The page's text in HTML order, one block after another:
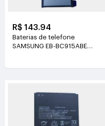
R$ 143.94
Baterias de telefone
SAMSUNG EB-BC915ABE